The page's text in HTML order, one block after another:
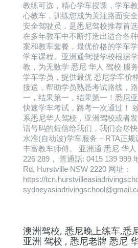
教练可选，精心学车授课，学车
心教车，训练您成为关注路面安
安全驾驶员，是悉尼驾校推荐首
在多年教车中不断打造出适合各
案和教车套餐，最优价格的学车
学车课程。亚洲通驾驶学校根据
教，为无数学 悉尼 华人 驾校 服
学车学员，提供最优 悉尼学车价
接送，帮助学员熟悉考试路线，
一，结果第一，结果第一！悉尼
快速学车考试，路考一次通过！
系悉尼华人驾校，亚洲驾校或者
话号码的短信给我们，我们会尽
水准(自动波)学车服务 – RTA正
丰富教车师傅。 亚洲通 悉尼 华
226 289， 普通話: 0415 139 999
Rd, Hurstville NSW 2220 网址：
https://
澳洲驾校, 悉尼晚上练车,悉
亚洲 驾校 , 悉尼老牌 悉尼